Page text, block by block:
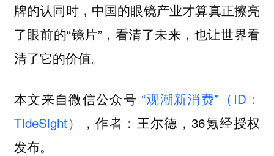
牌的认同时，中国的眼镜产业才算真正擦亮
了眼前的“镜片”，看清了未来，也让世界看
清了它的价值。
本文来自微信公众号 “观潮新消费”（ID：
TideSight）
，作者：王尔德，36氪经授权
发布。